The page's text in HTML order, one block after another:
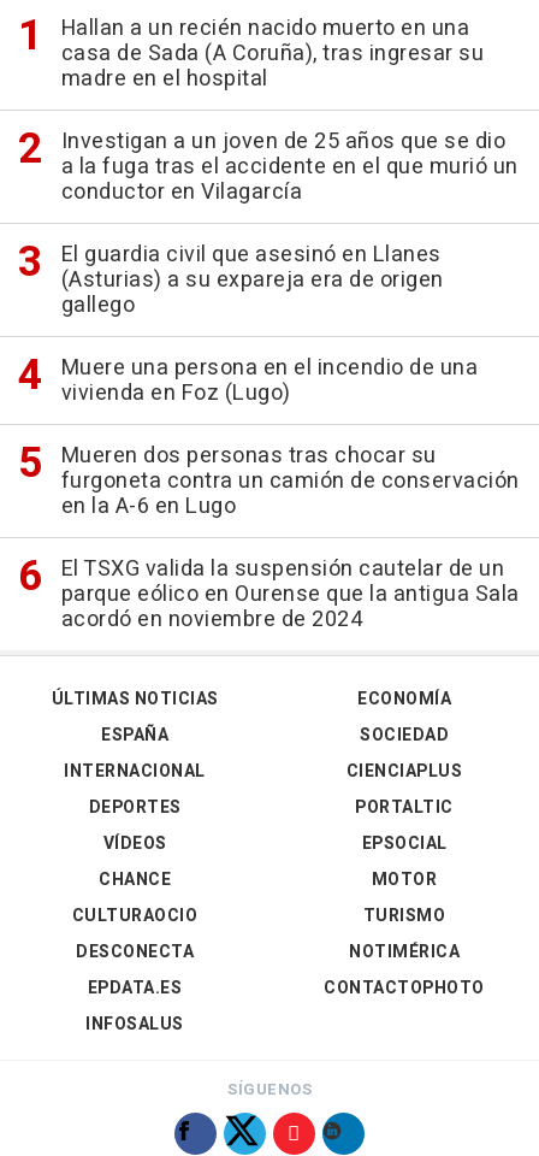
Hallan a un recién nacido muerto en una
casa de Sada (A Coruña), tras ingresar su
madre en el hospital
Investigan a un joven de 25 años que se dio
a la fuga tras el accidente en el que murió un
conductor en Vilagarcía
El guardia civil que asesinó en Llanes
(Asturias) a su expareja era de origen
gallego
Muere una persona en el incendio de una
vivienda en Foz (Lugo)
Mueren dos personas tras chocar su
furgoneta contra un camión de conservación
en la A-6 en Lugo
El TSXG valida la suspensión cautelar de un
parque eólico en Ourense que la antigua Sala
acordó en noviembre de 2024
ÚLTIMAS NOTICIAS
ESPAÑA
INTERNACIONAL
DEPORTES
VÍDEOS
ECONOMÍA
SOCIEDAD
CIENCIAPLUS
PORTALTIC
EPSOCIAL
CHANCE
CULTURAOCIO
DESCONECTA
EPDATA.ES
INFOSALUS
MOTOR
TURISMO
NOTIMÉRICA
CONTACTOPHOTO
SÍGUENOS